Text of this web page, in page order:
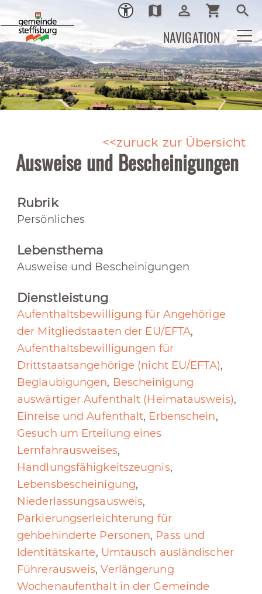
Ortsplan
map Login
person_outline shopping_cart search
NAVIGATION
zurück zur Übersicht
Ausweise und Bescheinigungen
Rubrik
Persönliches
Lebensthema
Ausweise und Bescheinigungen
Dienstleistung
Aufenthaltsbewilligung für Angehörige
der Mitgliedstaaten der EU/EFTA,
Aufenthaltsbewilligungen für
Drittstaatsangehörige (nicht EU/EFTA),
Beglaubigungen, Bescheinigung
auswärtiger Aufenthalt (Heimatausweis),
Einreise und Aufenthalt, Erbenschein,
Gesuch um Erteilung eines
Lernfahrausweises,
Handlungsfähigkeitszeugnis,
Lebensbescheinigung,
Niederlassungsausweis,
Parkierungserleichterung für
gehbehinderte Personen, Pass und
Identitätskarte, Umtausch ausländischer
Führerausweis,Verlängerung
Wochenaufenthalt in der Gemeinde